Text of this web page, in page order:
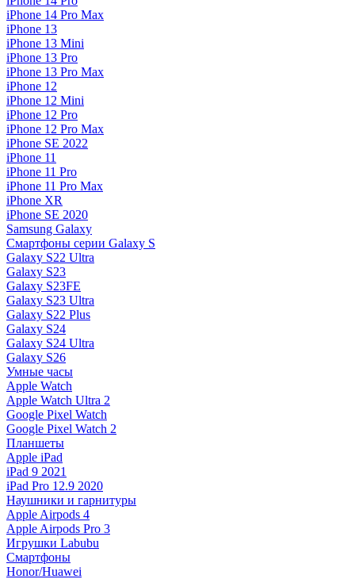
iPhone 14 Pro Max
iPhone 13
iPhone 13 Mini
iPhone 13 Pro
iPhone 13 Pro Max
iPhone 12
iPhone 12 Mini
iPhone 12 Pro
iPhone 12 Pro Max
iPhone SE 2022
iPhone 11
iPhone 11 Pro
iPhone 11 Pro Max
iPhone XR
iPhone SE 2020
Samsung Galaxy
Смартфоны серии Galaxy S
Galaxy S22 Ultra
Galaxy S23
Galaxy S23FE
Galaxy S23 Ultra
Galaxy S22 Plus
Galaxy S24
Galaxy S24 Ultra
Galaxy S26
Умные часы
Apple Watch
Apple Watch Ultra 2
Google Pixel Watch
Google Pixel Watch 2
Планшеты
Apple iPad
iPad 9 2021
iPad Pro 12.9 2020
Наушники и гарнитуры
Apple Airpods 4
Apple Airpods Pro 3
Игрушки Labubu
Смартфоны
Honor/Huawei